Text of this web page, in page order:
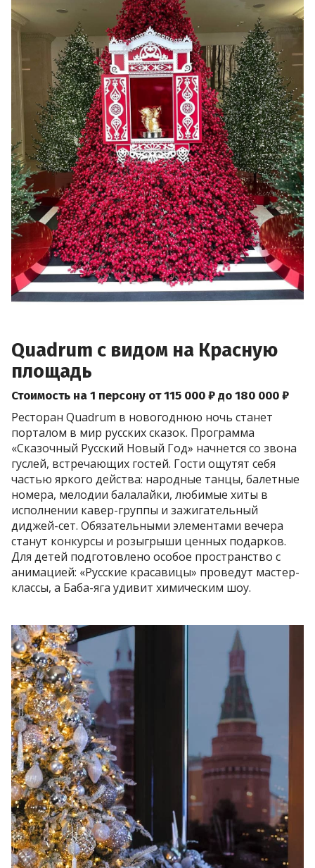
Quadrum с видом на Красную
площадь
Стоимость на 1 персону от 115 000 ₽ до 180 000 ₽
Ресторан Quadrum в новогоднюю ночь станет
порталом в мир русских сказок. Программа
«Сказочный Русский Новый Год» начнется со звона
гуслей, встречающих гостей. Гости ощутят себя
частью яркого действа: народные танцы, балетные
номера, мелодии балалайки, любимые хиты в
исполнении кавер-группы и зажигательный
диджей-сет. Обязательными элементами вечера
станут конкурсы и розыгрыши ценных подарков.
Для детей подготовлено особое пространство с
анимацией: «Русские красавицы» проведут мастер-
классы, а Баба-яга удивит химическим шоу.